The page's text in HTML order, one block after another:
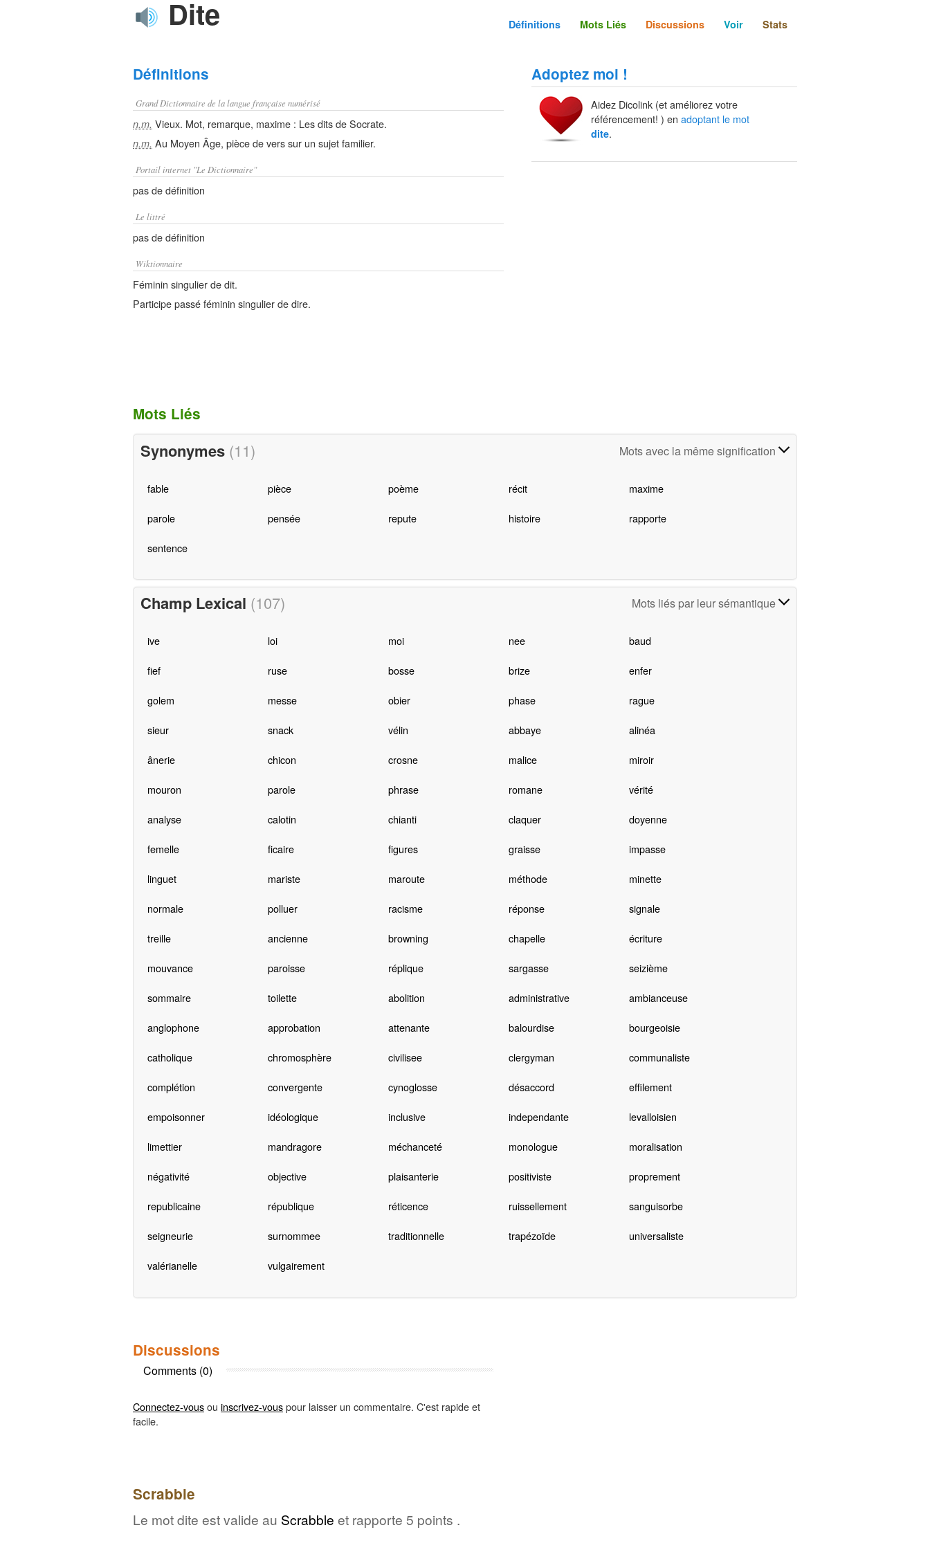
Dite Définitions Mots Liés Discussions Voir Stats
Définitions
Grand Dictionnaire de la langue française numérisé
n.m. Vieux. Mot, remarque, maxime : Les dits de Socrate.
n.m. Au Moyen Âge, pièce de vers sur un sujet familier.
Portail internet "Le Dictionnaire"
pas de définition
Le littré
pas de définition
Wiktionnaire
Féminin singulier de dit.
Participe passé féminin singulier de dire.
Adoptez moi !
Aidez Dicolink (et améliorez votre
référencement! ) en adoptant le mot
dite.
Mots Liés
Synonymes (11) Mots avec la même signification
fable pièce poème récit maxime
parole pensée repute histoire rapporte
sentence
Champ Lexical (107) Mots liés par leur sémantique
ive loi moi nee baud
fief ruse bosse brize enfer
golem messe obier phase rague
sieur snack vélin abbaye alinéa
ânerie chicon crosne malice miroir
mouron parole phrase romane vérité
analyse calotin chianti claquer doyenne
femelle ficaire figures graisse impasse
linguet mariste maroute méthode minette
normale polluer racisme réponse signale
treille ancienne browning chapelle écriture
mouvance paroisse réplique sargasse seizième
sommaire toilette abolition administrative ambianceuse
anglophone approbation attenante balourdise bourgeoisie
catholique chromosphère civilisee clergyman communaliste
complétion convergente cynoglosse désaccord effilement
empoisonner idéologique inclusive independante levalloisien
limettier mandragore méchanceté monologue moralisation
négativité objective plaisanterie positiviste proprement
republicaine république réticence ruissellement sanguisorbe
seigneurie surnommee traditionnelle trapézoïde universaliste
valérianelle vulgairement
Discussions
Comments (0)
Connectez-vousou inscrivez-vouspour laisser un commentaire. C'est rapide et
facile.
Scrabble
Le mot dite est valide au Scrabble et rapporte 5 points .